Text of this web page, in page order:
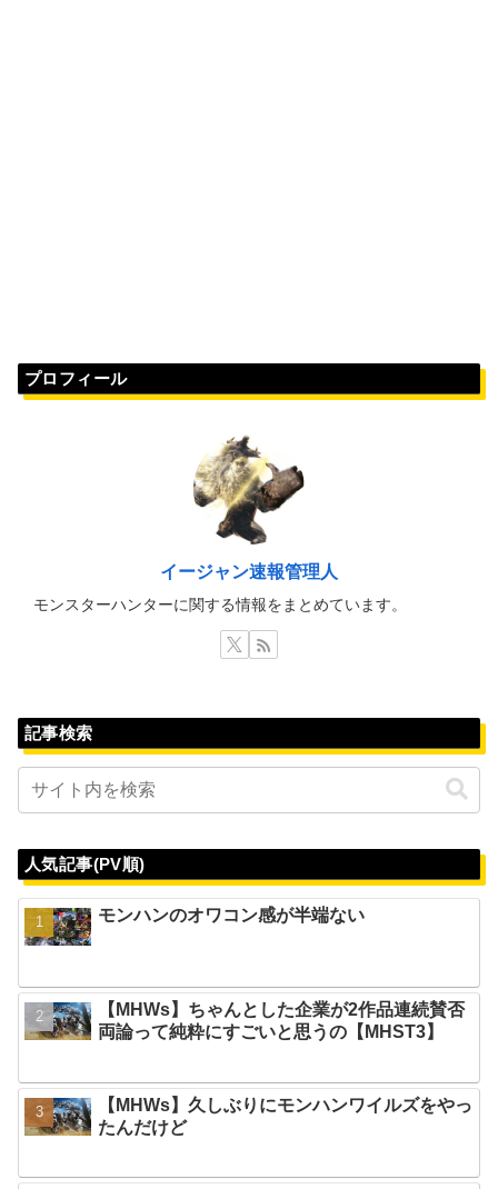
プロフィール
イージャン速報管理人
モンスターハンターに関する情報をまとめています。
記事検索
人気記事(PV順)
モンハンのオワコン感が半端ない
【MHWs】ちゃんとした企業が2作品連続賛否
両論って純粋にすごいと思うの【MHST3】
【MHWs】久しぶりにモンハンワイルズをやっ
たんだけど